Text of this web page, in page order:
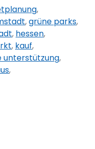
,
,grüne parks,
, hessen,
, kauf,
unterstützung,
,